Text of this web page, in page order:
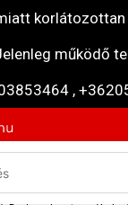
működő
,